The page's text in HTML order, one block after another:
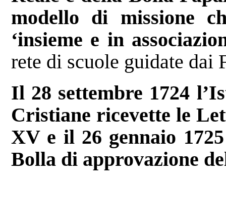
modello di missione
‘insieme e in
rete di scuole guidate dai
Il 28 settembre 1724
Cristiane ricevette le
XV e il 26 gennaio
Bolla di approvazione